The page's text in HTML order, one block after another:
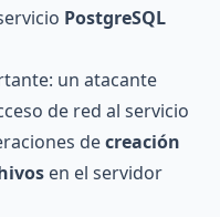
PostgreSQL
un atacante
de red al servicio
decreación
en el servidor